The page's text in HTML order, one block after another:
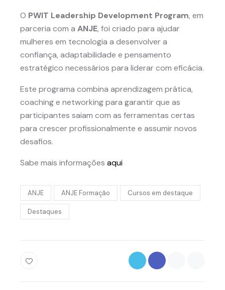
O PWIT Leadership Development Program, em
parceria com a ANJE, foi criado para ajudar
mulheres em tecnologia a desenvolver a
confiança, adaptabilidade e pensamento
estratégico necessários para liderar com eficácia.
Este programa combina aprendizagem prática,
coaching e networking para garantir que as
participantes saiam com as ferramentas certas
para crescer profissionalmente e assumir novos
desafios.
Sabe mais informações aqui
ANJE ANJE Formação Cursos em destaque
Destaques